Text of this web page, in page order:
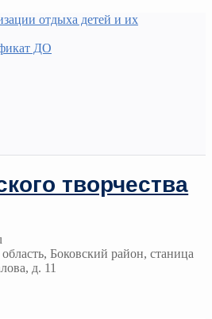
отдыха детей и их
ДО
творчества
Боковский район, станица
д. 11